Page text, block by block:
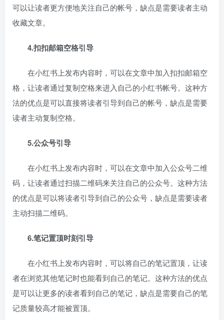
可以让读者更方便地关注自己的帐号，缺点是需要读者主动
收藏文章。
4.扣扣邮箱空格引导
在小红书上发布内容时，可以在文章中加入扣扣邮箱空
格，让读者通过复制空格来进入自己的小红书帐号。这种方
法的优点是可以直接将读者引导到自己的帐号，缺点是需要
读者主动复制空格。
5.公众号引导
在小红书上发布内容时，可以在文章中加入公众号二维
码，让读者通过扫描二维码来关注自己的公众号。这种方法
的优点是可以将读者引导到自己的公众号，缺点是需要读者
主动扫描二维码。
6.笔记置顶时刻引导
在小红书上发布内容时，可以将自己的笔记置顶，让读
者在浏览其他笔记时也能看到自己的笔记。这种方法的优点
是可以让更多的读者看到自己的笔记，缺点是需要自己的笔
记质量较高才能被置顶。